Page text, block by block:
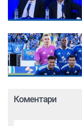
Коментари